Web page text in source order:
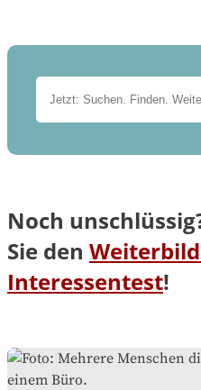
Noch
Sie den
Interessentest!